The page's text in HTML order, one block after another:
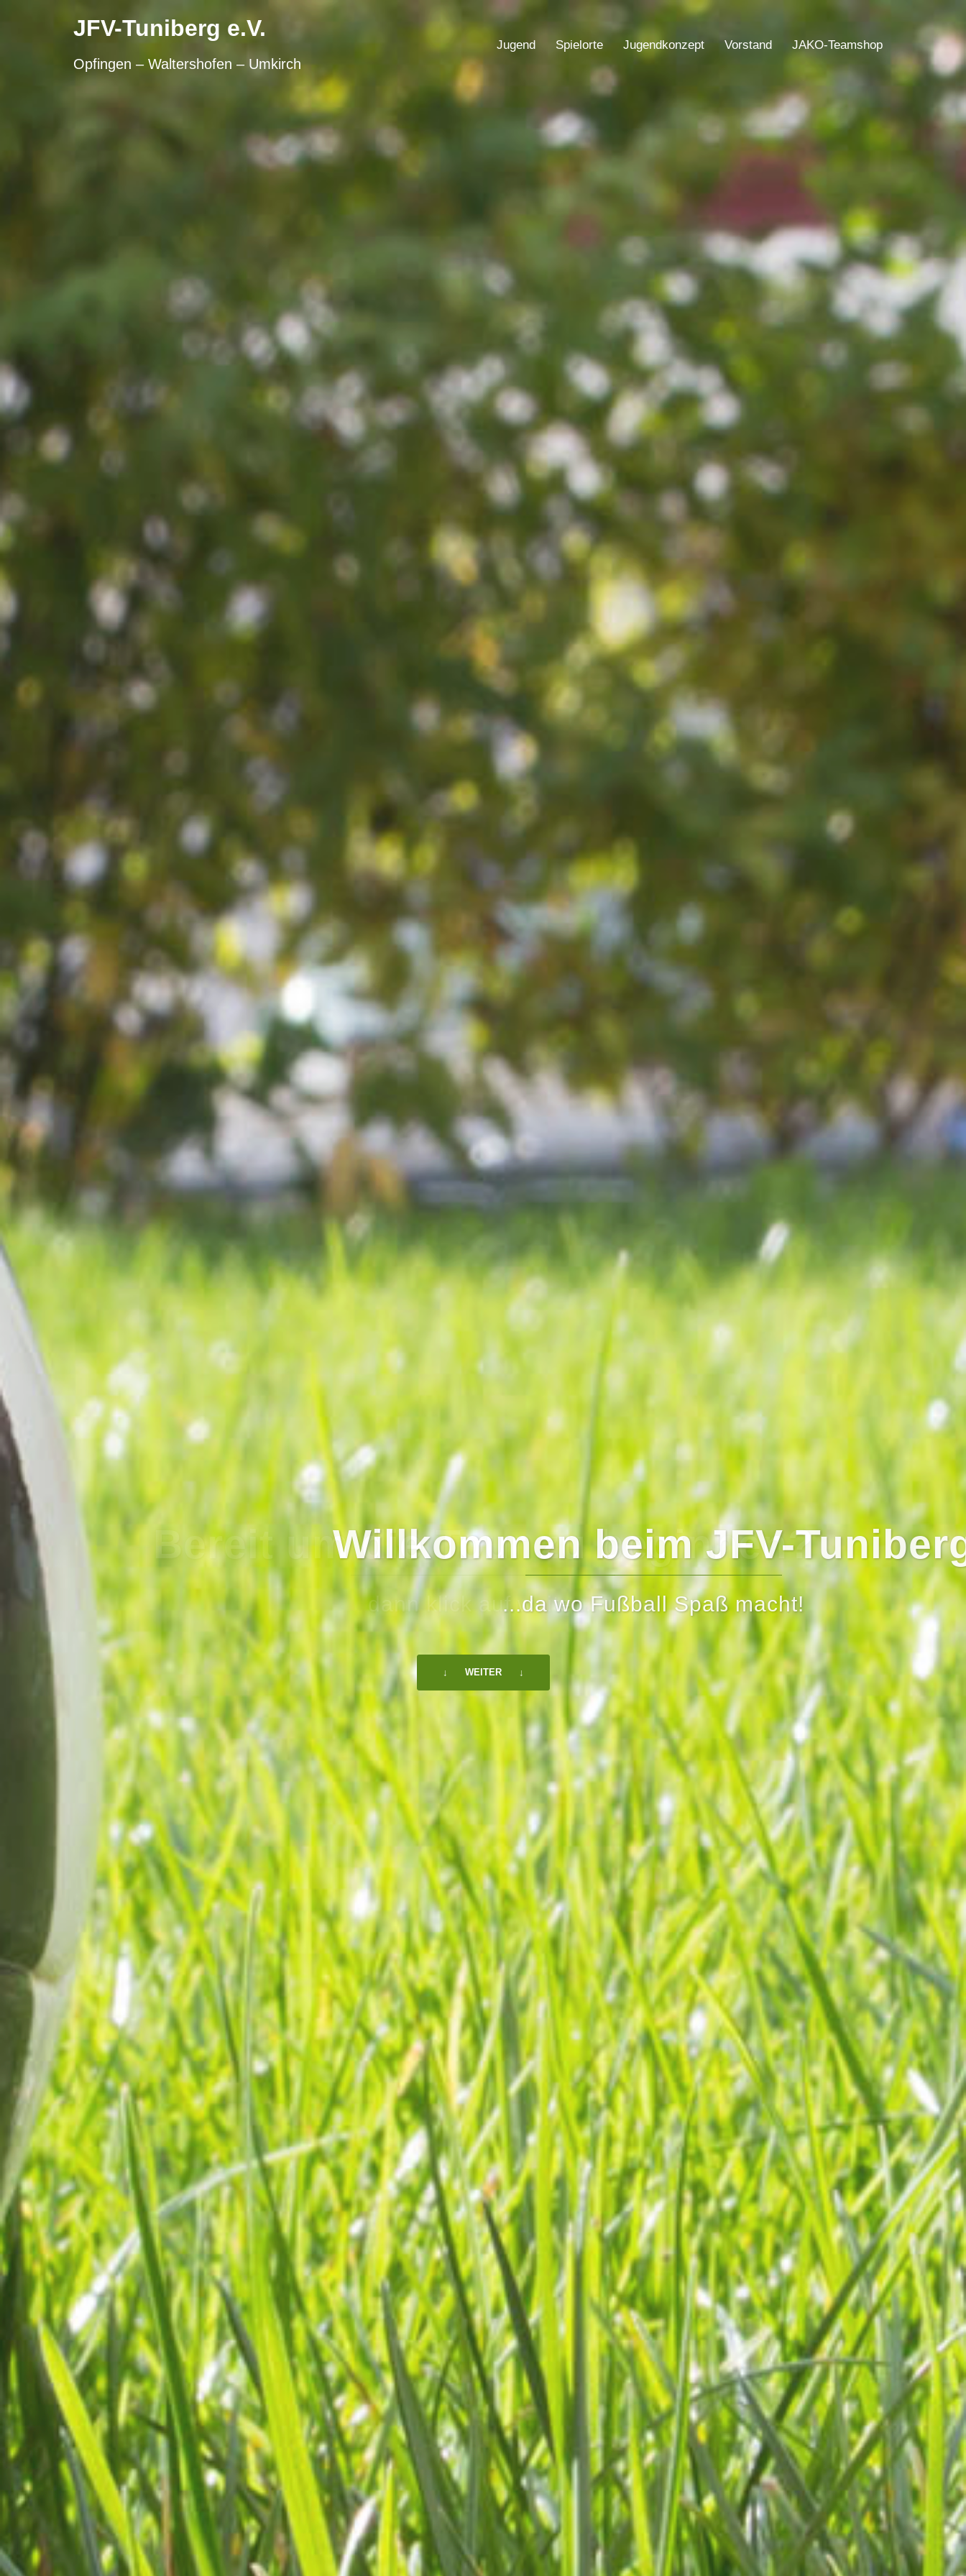
JFV-Tuniberg e.V.
Opfingen – Waltershofen – Umkirch
Jugend Spielorte Jugendkonzept Vorstand JAKO-Teamshop
Bereit um die Tour zu beginnen?
dann klick auf weiter...
↓ WEITER ↓